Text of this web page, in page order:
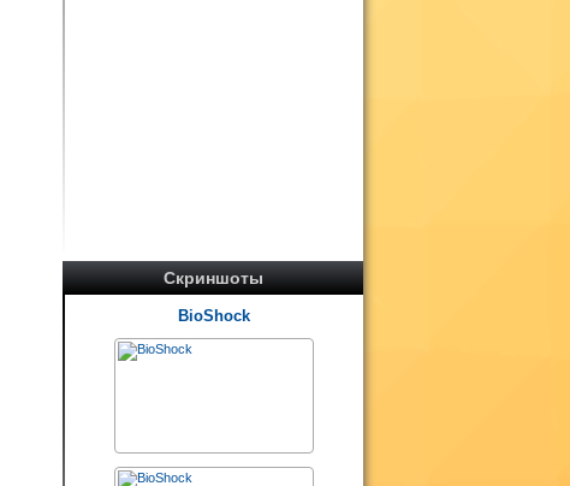
Скриншоты
BioShock